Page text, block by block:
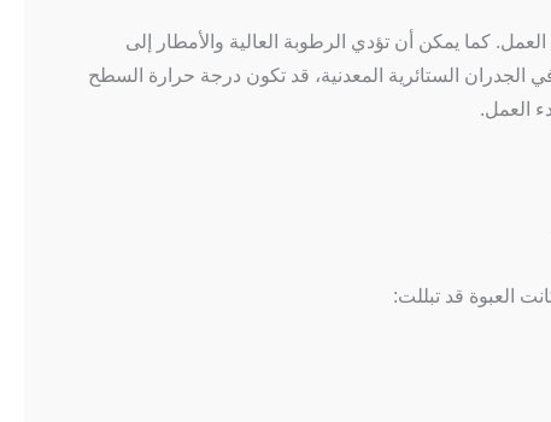
كما يمكن أن تؤدي الرطوبة العالية والأمطار إلى
الجدران الستائرية المعدنية، قد تكون درجة حرارة السطح
العمل.
العبوة قد تبللت: